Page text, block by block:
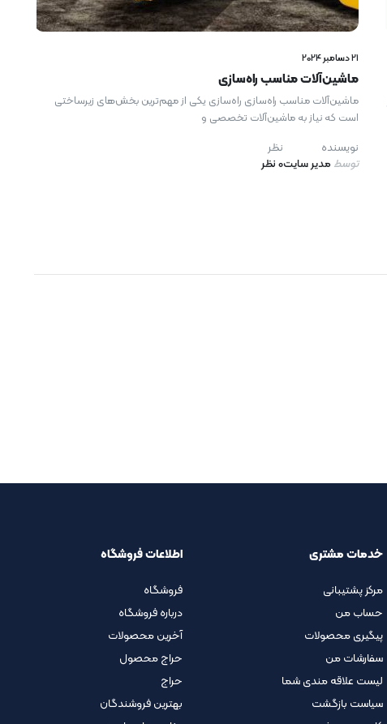
21 دسامبر 2024
ماشین‌آلات مناسب راه‌سازی
ماشین‌آلات مناسب راه‌سازی راه‌سازی یکی از مهم‌ترین بخش‌های زیرساختی
است که نیاز به ماشین‌آلات تخصصی و
نویسنده
توسطمدیر سایت
نظر
0 نظر
خدمات مشتری
مرکز پشتیبانی
حساب من
پیگیری محصولات
سفارشات من
لیست علاقه مندی شما
سیاست بازگشت
اطلاعات فروشگاه
فروشگاه
درباره فروشگاه
آخرین محصولات
حراج محصول
حراج
بهترین فروشندگان